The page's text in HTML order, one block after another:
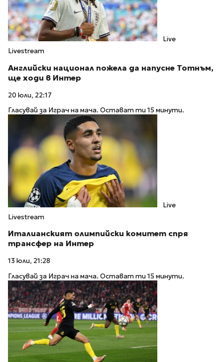
Live
Livestream
Английски национал пожела да напусне Тотнъм,
ще ходи в Интер
20 юли, 22:17
Гласувай за Играч на мача. Остават ти 15 минути.
Live
Livestream
Италианският олимпийски комитет спря
трансфер на Интер
13 юли, 21:28
Гласувай за Играч на мача. Остават ти 15 минути.